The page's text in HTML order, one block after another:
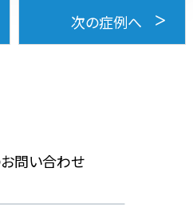
次の症例へ
問い合わせ